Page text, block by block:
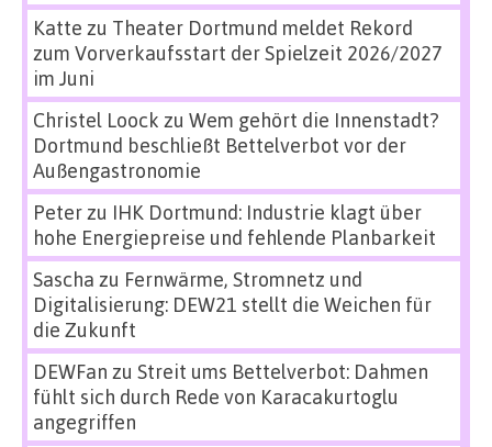
Katte zu Theater Dortmund meldet Rekord
zum Vorverkaufsstart der Spielzeit 2026/2027
im Juni
Christel Loock zu Wem gehört die Innenstadt?
Dortmund beschließt Bettelverbot vor der
Außengastronomie
Peterzu IHK Dortmund: Industrie klagt über
hohe Energiepreise und fehlende Planbarkeit
Sascha zu Fernwärme, Stromnetz und
Digitalisierung: DEW21 stellt die Weichen für
die Zukunft
DEWFan zu Streit ums Bettelverbot: Dahmen
fühlt sich durch Rede von Karacakurtoglu
angegriffen